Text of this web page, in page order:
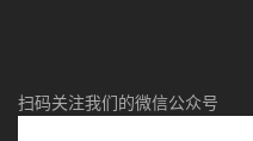
扫码关注我们的微信公众号